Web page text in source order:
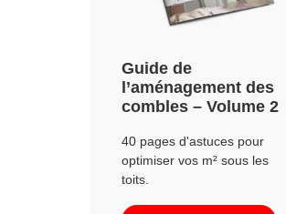
Guide de
l’aménagement des
combles – Volume 2
40 pages d'astuces pour
optimiser vos m² sous les
toits.